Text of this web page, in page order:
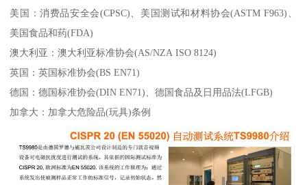
美国：消费品安全会(CPSC)、美国测试和材料协会(ASTM F963)、
美国食品和药(FDA)
澳大利亚：澳大利亚标准协会(AS/NZA ISO 8124)
英国：英国标准协会(BS EN71)
德国：德国标准协会(DIN EN71)、德国食品及日用品法(LFGB)
加拿大：加拿大危险品(玩具)条例